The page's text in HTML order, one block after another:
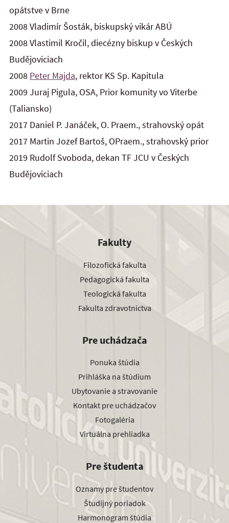
opátstve v Brne
2008 Vladimír Šosták, biskupský vikár ABÚ
2008 Vlastimil Kročil, diecézny biskup v Českých
Budějoviciach
2008 Peter Majda, rektor KS Sp. Kapitula
2009 Juraj Pigula, OSA, Prior komunity vo Viterbe
(Taliansko)
2017 Daniel P. Janáček, O. Praem., strahovský opát
2017 Martin Jozef Bartoš, OPraem., strahovský prior
2019 Rudolf Svoboda, dekan TF JCU v Českých
Budějoviciach
Fakulty
Filozofická fakulta
Pedagogická fakulta
Teologická fakulta
Fakulta zdravotníctva
Pre uchádzača
Ponuka štúdia
Prihláška na štúdium
Ubytovanie a stravovanie
Kontakt pre uchádzačov
Fotogaléria
Virtuálna prehliadka
Pre študenta
Oznamy pre študentov
Študijný poriadok
Harmonogram štúdia